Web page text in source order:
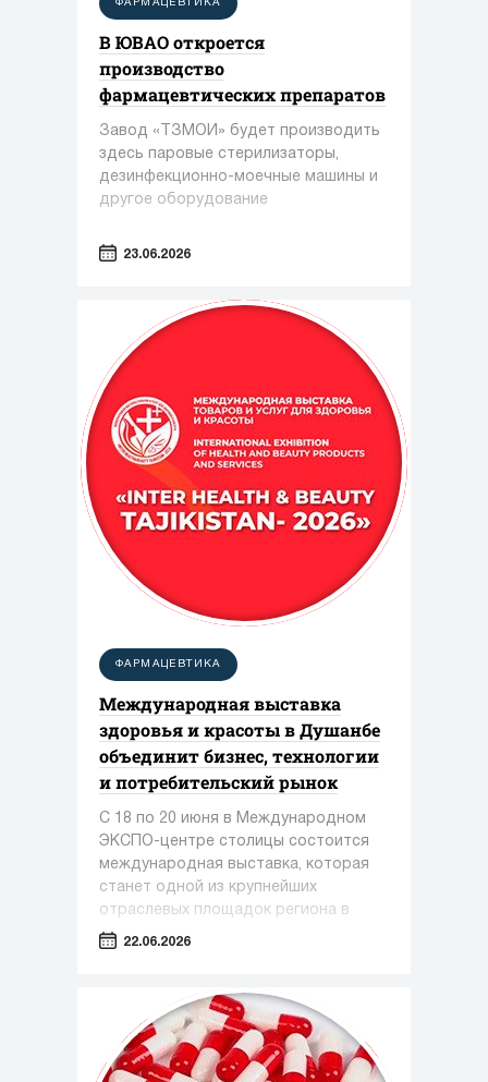
ФАРМАЦЕВТИКА
В ЮВАО откроется
производство
фармацевтических препаратов
Завод «ТЗМОИ» будет производить
здесь паровые стерилизаторы,
дезинфекционно-моечные машины и
другое оборудование
23.06.2026
ФАРМАЦЕВТИКА
Международная выставка
здоровья и красоты в Душанбе
объединит бизнес, технологии
и потребительский рынок
С 18 по 20 июня в Международном
ЭКСПО-центре столицы состоится
международная выставка, которая
станет одной из крупнейших
отраслевых площадок региона в
сфере медицины, фармацевтики и
22.06.2026